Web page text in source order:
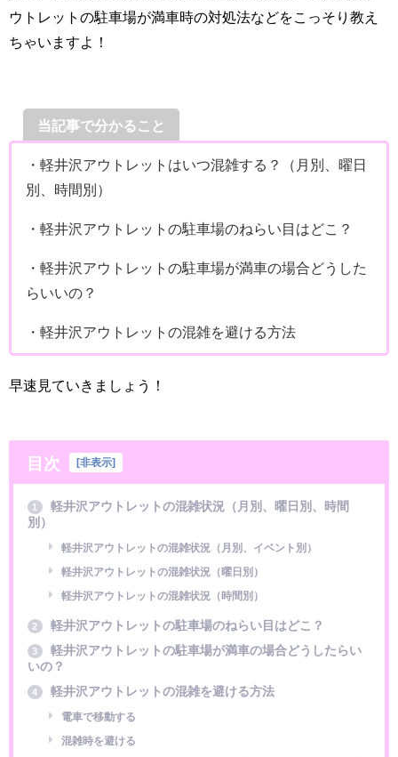
ウトレットの駐車場が満車時の対処法などをこっそり教え
ちゃいますよ！
当記事で分かること
・軽井沢アウトレットはいつ混雑する？（月別、曜日
別、時間別）
・軽井沢アウトレットの駐車場のねらい目はどこ？
・軽井沢アウトレットの駐車場が満車の場合どうした
らいいの？
・軽井沢アウトレットの混雑を避ける方法
早速見ていきましょう！
目次 [非表示]
1
軽井沢アウトレットの混雑状況（月別、曜日別、時間
別）
軽井沢アウトレットの混雑状況（月別、イベント別）
軽井沢アウトレットの混雑状況（曜日別）
軽井沢アウトレットの混雑状況（時間別）
2 軽井沢アウトレットの駐車場のねらい目はどこ？
3
軽井沢アウトレットの駐車場が満車の場合どうしたらい
いの？
4 軽井沢アウトレットの混雑を避ける方法
電車で移動する
混雑時を避ける